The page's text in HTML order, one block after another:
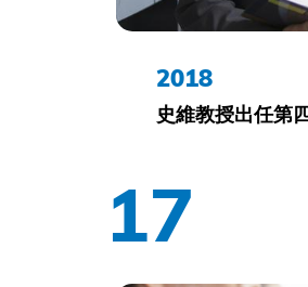
2018
史維教授出任第
17